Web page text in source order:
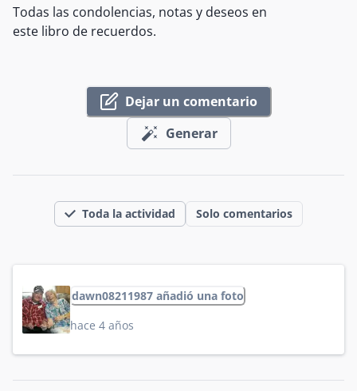
Todas las condolencias, notas y deseos en
este libro de recuerdos.
Dejar un comentario
Generar
Toda la actividad Solo comentarios
dawn08211987 añadió una foto
hace 4 años